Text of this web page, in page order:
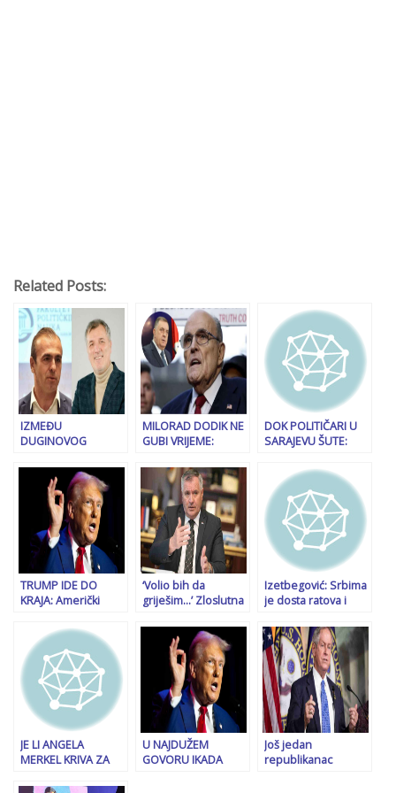
Related Posts:
IZMEĐU
DUGINOVOG
TRUMPOVOG
PRAGMATIZMA:
Kako će BiH
definisati svoju
(geo)političku
budućnost?
MILORAD DODIK NE
GUBI VRIJEME:
bivšem Trumpovom
advokatu, danas mu
stigao potvrdan
odgovor!
DOK POLITIČARI U
SARAJEVU ŠUTE:
je zaprijetio ratom
TRUMP IDE DO
KRAJA: Američki
seriju mjera koje će
uzdrmati
međunarodnu
ekonomiju…
‘Volio bih da
griješim…’ Zloslutna
Radovana Viškovića
ukazuju da se Dodik
više nema čemu
nadati?
Izetbegović: Srbima
je dosta ratova i
neće doći
JE LI ANGELA
MERKEL KRIVA ZA
PO EVROPI:
U NAJDUŽEM
GOVORU IKADA
Još jedan
republikanac